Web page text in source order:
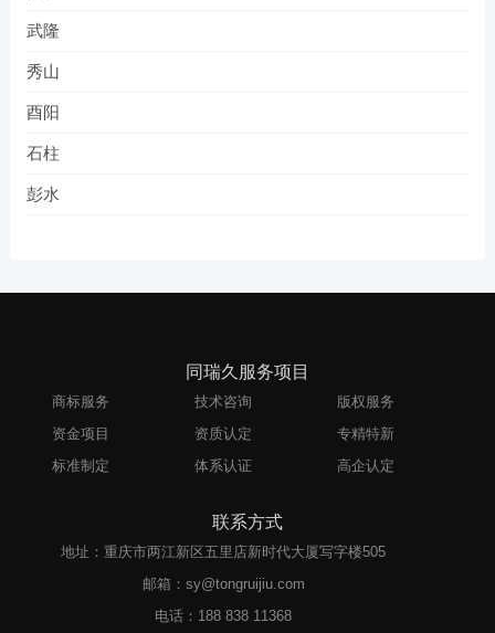
武隆
秀山
酉阳
石柱
彭水
同瑞久服务项目
商标服务 技术咨询
版权服务
资金项目
资质认定
专精特新
标准制定
体系认证 高企认定
联系方式
地址：重庆市两江新区五里店新时代大厦写字楼505
邮箱：sy@tongruijiu.com
电话： 188 838 11368